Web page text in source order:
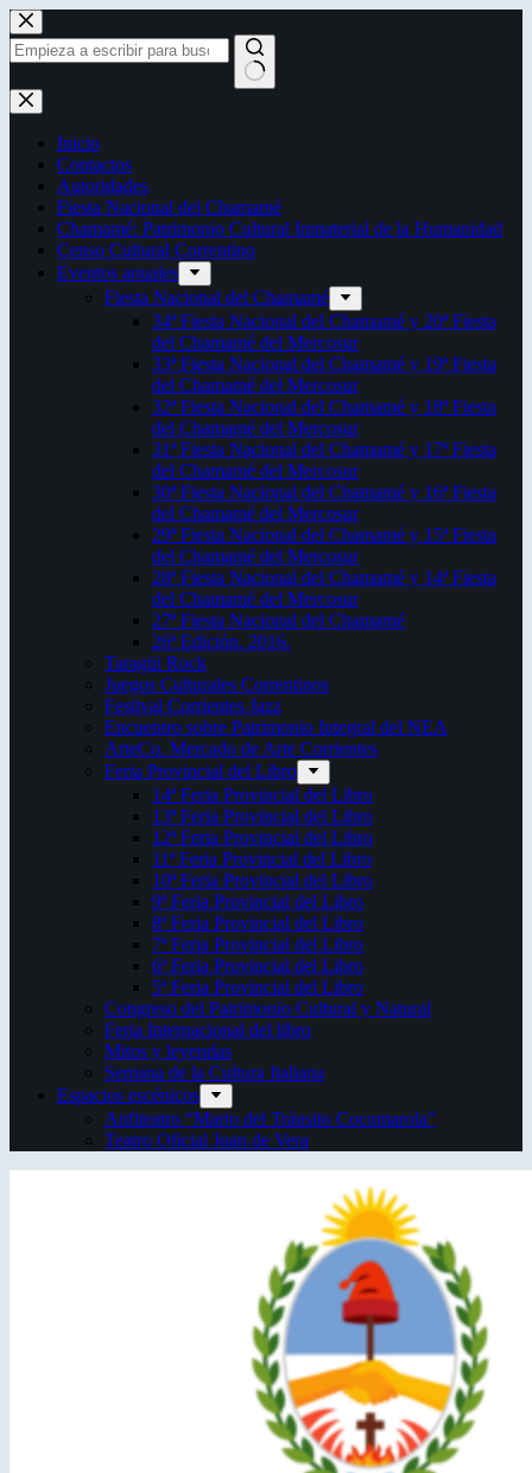
Saltar
al
contenido
Sin
resultados
Inicio
Contactos
Autoridades
Fiesta Nacional del Chamamé
Chamamé: Patrimonio Cultural Inmaterial de la Humanidad
Censo Cultural Correntino
Eventos anuales
Fiesta Nacional del Chamamé
34ª Fiesta Nacional del Chamamé y 20ª Fiesta
del Chamamé del Mercosur
33ª Fiesta Nacional del Chamamé y 19ª Fiesta
del Chamamé del Mercosur
32ª Fiesta Nacional del Chamamé y 18ª Fiesta
del Chamamé del Mercosur
31ª Fiesta Nacional del Chamamé y 17ª Fiesta
del Chamamé del Mercosur
30ª Fiesta Nacional del Chamamé y 16ª Fiesta
del Chamamé del Mercosur
29ª Fiesta Nacional del Chamamé y 15ª Fiesta
del Chamamé del Mercosur
28ª Fiesta Nacional del Chamamé y 14ª Fiesta
del Chamamé del Mercosur
27ª Fiesta Nacional del Chamamé
26ª Edición. 2016.
Taragüi Rock
Juegos Culturales Correntinos
Festival Corrientes Jazz
Encuentro sobre Patrimonio Integral del NEA
ArteCo. Mercado de Arte Corrientes
Feria Provincial del Libro
14ª Feria Provincial del Libro
13ª Feria Provincial del Libro
12ª Feria Provincial del Libro
11ª Feria Provincial del Libro
10ª Feria Provincial del Libro
9ª Feria Provincial del Libro
8ª Feria Provincial del Libro
7ª Feria Provincial del Libro
6ª Feria Provincial del Libro
5ª Feria Provincial del Libro
Congreso del Patrimonio Cultural y Natural
Feria Internacional del libro
Mitos y leyendas
Semana de la Cultura Italiana
Espacios escénicos
Anfiteatro “Mario del Tránsito Cocomarola”
Teatro Oficial Juan de Vera